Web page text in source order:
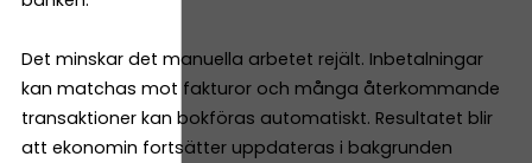
Det minskar det manuella arbetet rejält. Inbetalningar
kan matchas mot fakturor och många återkommande
transaktioner kan bokföras automatiskt. Resultatet blir
att ekonomin fortsätter uppdateras i bakgrunden